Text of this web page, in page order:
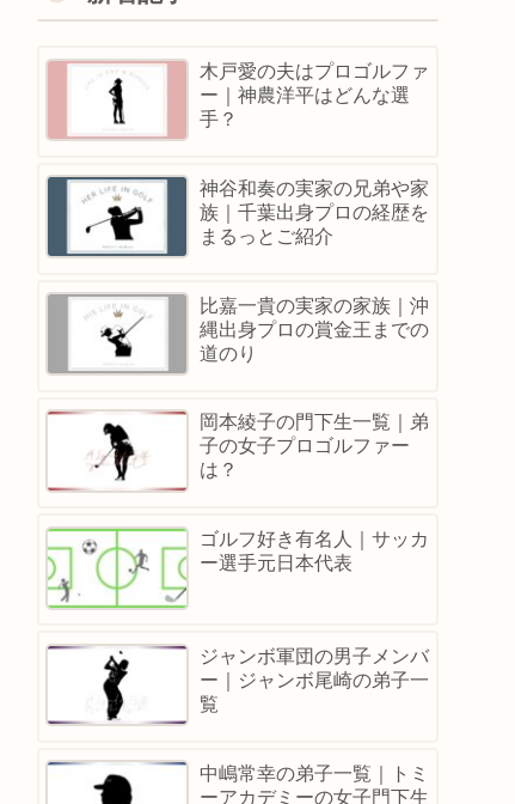
木戸愛の夫はプロゴルファ
ー｜神農洋平はどんな選
手？
神谷和奏の実家の兄弟や家
族｜千葉出身プロの経歴を
まるっとご紹介
比嘉一貴の実家の家族｜沖
縄出身プロの賞金王までの
道のり
岡本綾子の門下生一覧｜弟
子の女子プロゴルファー
は？
ゴルフ好き有名人｜サッカ
ー選手元日本代表
ジャンボ軍団の男子メンバ
ー｜ジャンボ尾崎の弟子一
覧
中嶋常幸の弟子一覧｜トミ
ーアカデミーの女子門下生